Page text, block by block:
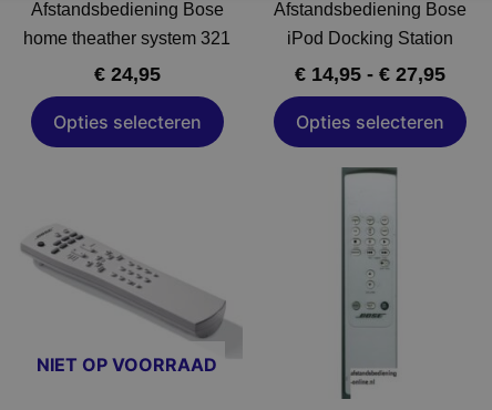
Afstandsbediening Bose
home theather system 321
€24,95
Opties selecteren
worden
de
productpagina
Afstandsbediening Bose
iPod Docking Station
€14,95 - €27,95
Opties selecteren
worden
op
de
productpagina
NIET OP VOORRAAD
meerdere
variaties.
Deze
optie
Dit
heeft
meerdere
variaties.
Deze
kan